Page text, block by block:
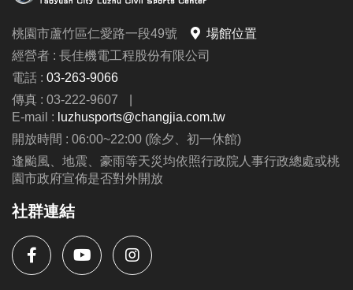
桃園市蘆竹區仁愛路一段49號
場館位置
經營者 : 長佳機電工程股份有限公司
電話 : 03-263-9066
傳真 : 03-222-9607
|
E-mail : luzhusports@changjia.com.tw
開放時間 : 06:00~22:00 (除夕、初一休館)
逢颱風、地震、豪雨等天災均依照行政院人事行政總處或桃
園市政府宣佈是否對外開放
社群連結